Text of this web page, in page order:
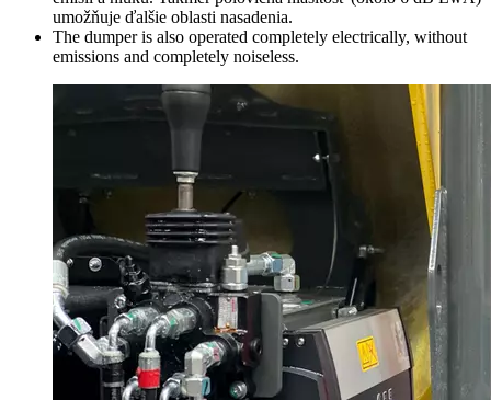
umožňuje ďalšie oblasti nasadenia.
The dumper is also operated completely electrically, without
emissions and completely noiseless.